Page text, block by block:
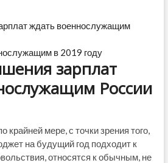
ждать военнослужащим
в 2019 году
зарплат
России
крайней мере, с точки зрения того,
на будущий год подходит к
относятся к обычным, не